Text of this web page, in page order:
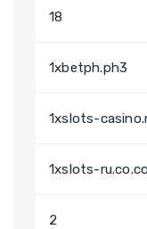
18
1xbetph.ph3
1xslots-
1xslots-
2